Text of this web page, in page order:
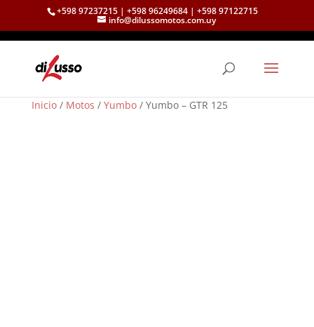
+598 97237215 | +598 96249684 | +598 97122715
info@dilussomotos.com.uy
Inicio/ Motos / Yumbo/ Yumbo – GTR 125